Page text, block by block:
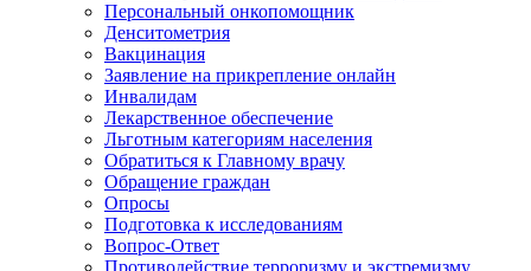
Персональный онкопомощник
Денситометрия
Вакцинация
Заявление на прикрепление онлайн
Инвалидам
Лекарственное обеспечение
Льготным категориям населения
Обратиться к Главному врачу
Обращение граждан
Опросы
Подготовка к исследованиям
Вопрос-Ответ